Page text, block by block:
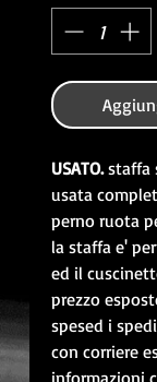
USATO. staffa
usata
perno ruota
la staffa e'
ed il
prezzo
spesed i
con corriere
informazioni